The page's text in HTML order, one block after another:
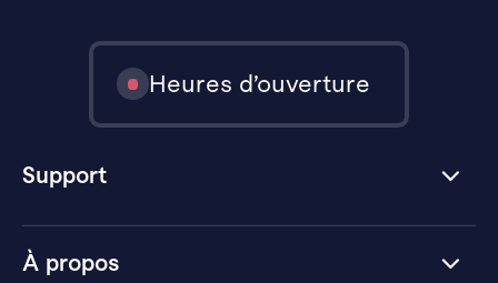
À propos
Heures d’ouverture
Support